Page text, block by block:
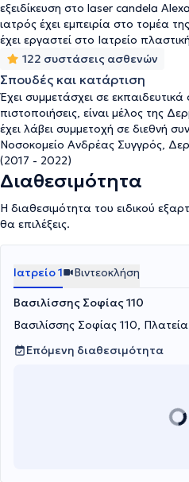
εξειδίκευση στο laser candela
ιατρός έχει εμπειρία στο τομέα
έχει εργαστεί στο Ιατρείο
122 συστάσεις ασθενών
Σπουδές και κατάρτιση
Έχει συμμετάσχει σε εκπαιδευτικά
πιστοποιήσεις, είναι μέλος της
έχει λάβει συμμετοχή σε διεθνή
Νοσοκομείο Ανδρέας Συγγρός,
(2017 - 2022)
Διαθεσιμότητα
Η διαθεσιμότητα του ειδικού
θα επιλέξεις.
Ιατρείο 1 Βιντεοκλήση
Βασιλίσσης Σοφίας 110
Βασιλίσσης Σοφίας 110,
Επόμενη διαθεσιμότητα